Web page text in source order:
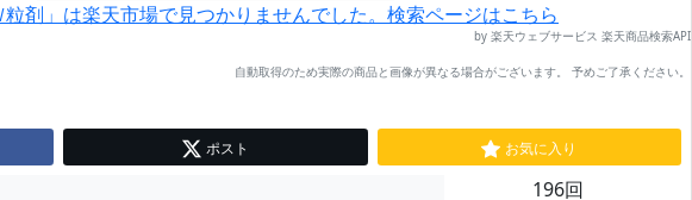
粒剤」は楽天市場で見つかりませんでした。検索ページはこちら
by 楽天ウェブサービス 楽天商品検索API
自動取得のため実際の商品と画像が異なる場合がございます。 予めご了承ください。
ポスト お気に入り
196回